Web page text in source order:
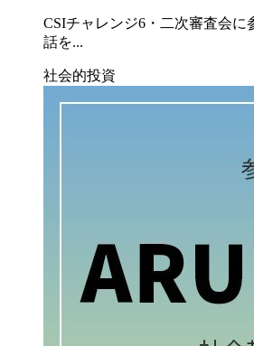
CSIチャレンジ6・二次審査会に
話を...
社会的投資